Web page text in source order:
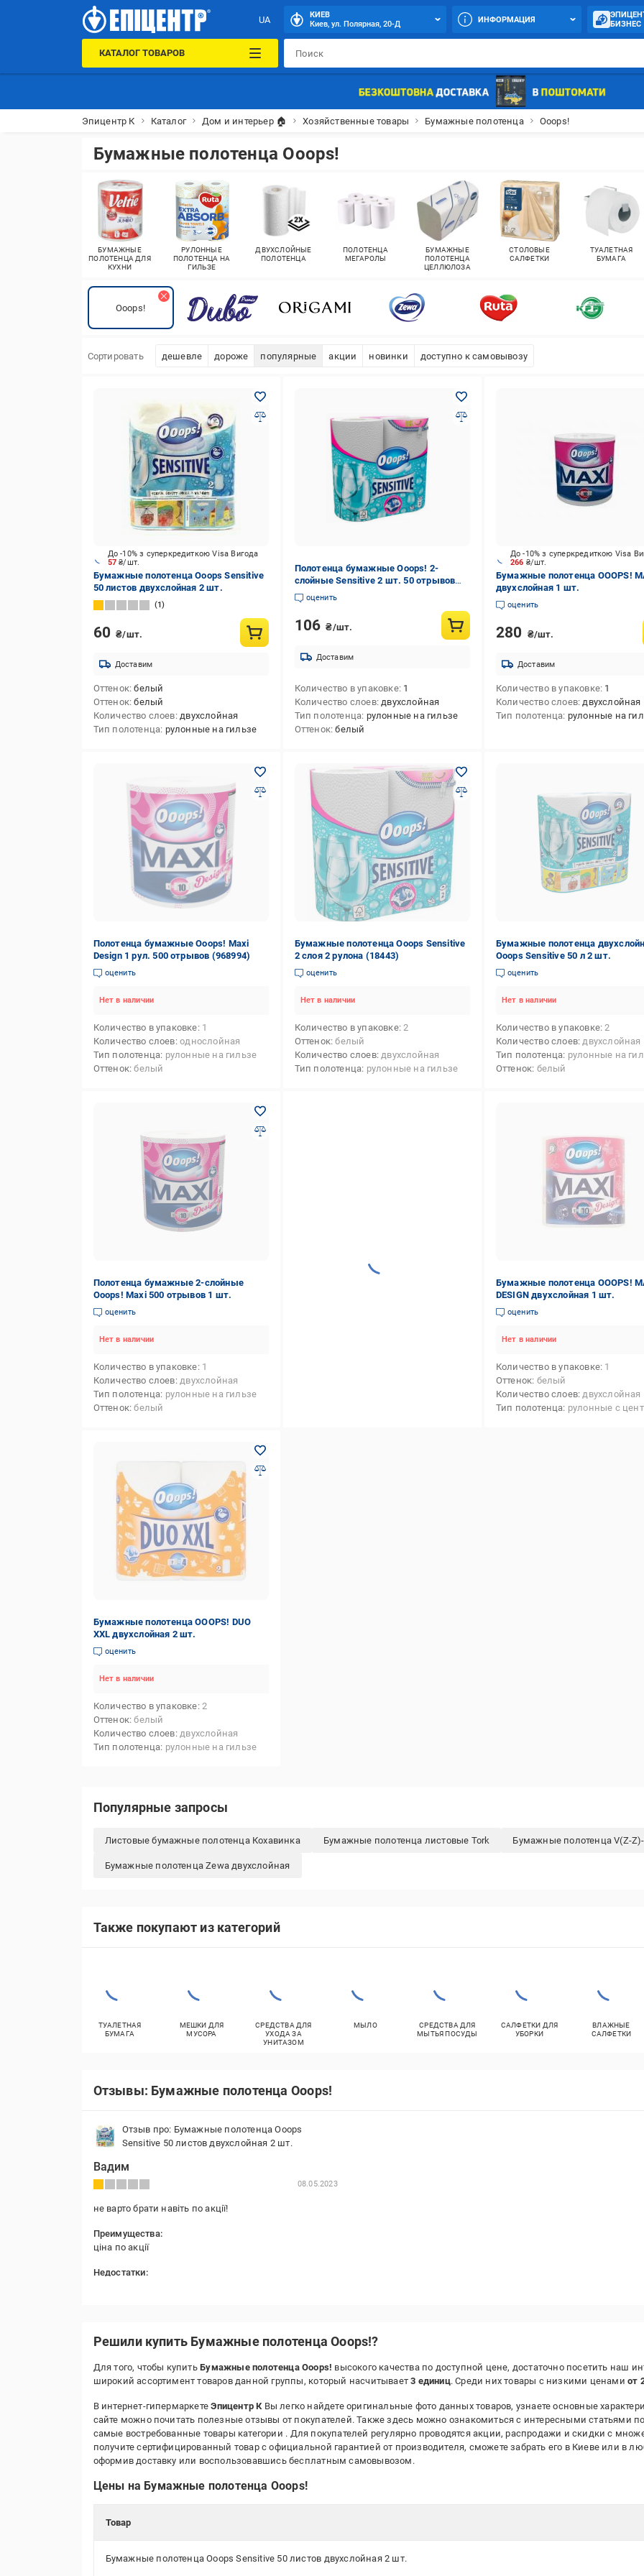
UA
КИЕВ
Киев, ул. Полярная, 20-Д
ИНФОРМАЦИЯ
БИЗНЕС
КАТАЛОГ ТОВАРОВ
Эпицентр К Каталог Дом и интерьер 🏠 Хозяйственные товары Бумажные полотенца Ooops!
Бумажные полотенца Ooops!
БУМАЖНЫЕ
ПОЛОТЕНЦА ДЛЯ
КУХНИ
РУЛОННЫЕ
ПОЛОТЕНЦА НА
ГИЛЬЗЕ
ДВУХСЛОЙНЫЕ
ПОЛОТЕНЦА
ПОЛОТЕНЦА
МЕГАРОЛЫ
БУМАЖНЫЕ
ПОЛОТЕНЦА
ЦЕЛЛЮЛОЗА
СТОЛОВЫЕ
САЛФЕТКИ
ТУАЛЕТНАЯ
БУМАГА
Ooops!
Сортировать дешевле дороже популярные акции новинки доступно к самовывозу
57₴/шт.
До -10% з суперкредиткою Visa Вигода
Бумажные полотенца Ooops Sensitive
50 листов двухслойная 2 шт.
1
60 ₴/шт.
Доставим
Оттенок белый
Оттенок белый
Количество слоев двухслойная
Тип полотенца рулонные на гильзе
Полотенца бумажные Ooops! 2-
слойные Sensitive 2 шт. 50 отрывов
(797896)
оценить
106 ₴/шт.
Доставим
Количество в упаковке 1
Количество слоев двухслойная
Тип полотенца рулонные на гильзе
Оттенок белый
266 ₴/шт.
До -10% з суперкредиткою Visa
Бумажные полотенца OOOPS!
двухслойная 1 шт.
оценить
280 ₴/шт.
Доставим
Количество в упаковке 1
Количество слоев двухслойная
Тип полотенца рулонные на
Полотенца бумажные Ooops! Maxi
Design 1 рул. 500 отрывов (968994)
оценить
Нет в наличии
Количество в упаковке 1
Количество слоев однослойная
Тип полотенца рулонные на гильзе
Оттенок белый
Бумажные полотенца Ooops Sensitive
2 слоя 2 рулона (18443)
оценить
Нет в наличии
Количество в упаковке 2
Оттенок белый
Количество слоев двухслойная
Тип полотенца рулонные на гильзе
Бумажные полотенца
Ooops Sensitive 50 л 2 шт.
оценить
Нет в наличии
Количество в упаковке 2
Количество слоев двухслойная
Тип полотенца рулонные на
Оттенок белый
Полотенца бумажные 2-слойные
Ooops! Maxi 500 отрывов 1 шт.
оценить
Нет в наличии
Количество в упаковке 1
Количество слоев двухслойная
Тип полотенца рулонные на гильзе
Оттенок белый
Бумажные полотенца OOOPS!
DESIGN двухслойная 1 шт.
оценить
Нет в наличии
Количество в упаковке 1
Оттенок белый
Количество слоев двухслойная
Тип полотенца рулонные с центральной
Бумажные полотенца OOOPS! DUO
XXL двухслойная 2 шт.
оценить
Нет в наличии
Количество в упаковке 2
Оттенок белый
Количество слоев двухслойная
Тип полотенца рулонные на гильзе
Популярные запросы
Листовые бумажные полотенца Кохавинка Бумажные полотенца листовые Tork Бумажные полотенца V(Z-
Бумажные полотенца Zewa двухслойная
Также покупают из категорий
ТУАЛЕТНАЯ
БУМАГА
МЕШКИ ДЛЯ
МУСОРА
СРЕДСТВА ДЛЯ
УХОДА ЗА
УНИТАЗОМ
МЫЛО
СРЕДСТВА ДЛЯ
МЫТЬЯ ПОСУДЫ
САЛФЕТКИ ДЛЯ
УБОРКИ
ВЛАЖНЫЕ
САЛФЕТКИ
Отзывы: Бумажные полотенца Ooops!
Отзыв про: Бумажные полотенца Ooops
Sensitive 50 листов двухслойная 2 шт.
Вадим
08.05.2023
не варто брати навіть по акції!
Преимущества:
ціна по акції
Недостатки:
Решили купить Бумажные полотенца Ooops!?
Для того, чтобы купитьБумажные полотенца Ooops! высокого качества по доступной цене, достаточно посетить наш
широкий ассортимент товаров данной группы, который насчитывает3 единиц. Среди них товары с низкими ценами от
В интернет-гипермаркетеЭпицентр КВы легко найдете оригинальные фото данных товаров, узнаете основные
сайте можно почитать полезные отзывы от покупателей. Также здесь можно ознакомиться с интересными статьями
самые востребованные товары категории . Для покупателей регулярно проводятся акции, распродажи и скидки с
получите сертифицированный товар с официальной гарантией от производителя, сможете забрать его в Киеве или в
оформив доставку или воспользовавшись бесплатным самовывозом.
Цены на Бумажные полотенца Ooops!
Товар
Бумажные полотенца Ooops Sensitive 50 листов двухслойная 2 шт.